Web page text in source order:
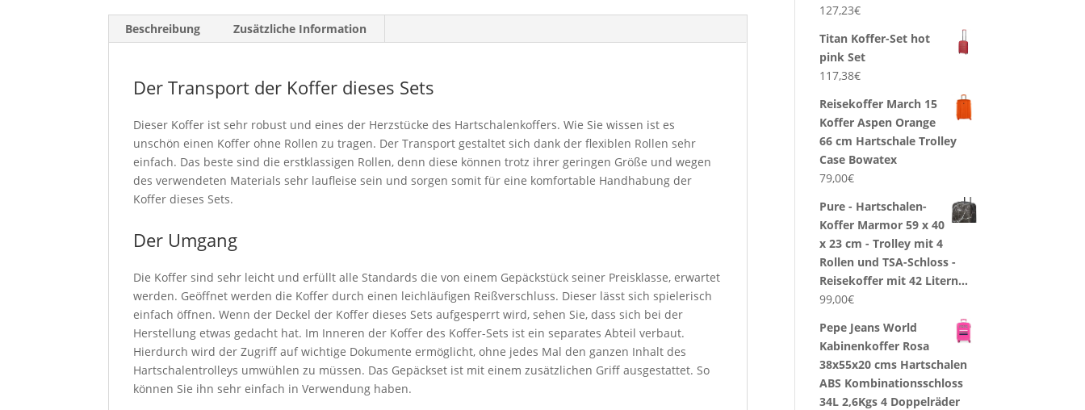
Beschreibung Zusätzliche Information
Der Transport der Koffer dieses Sets
Dieser Koffer ist sehr robust und eines der Herzstücke des Hartschalenkoffers. Wie Sie wissen ist es
unschön einen Koffer ohne Rollen zu tragen. Der Transport gestaltet sich dank der flexiblen Rollen sehr
einfach. Das beste sind die erstklassigen Rollen, denn diese können trotz ihrer geringen Größe und wegen
des verwendeten Materials sehr laufleise sein und sorgen somit für eine komfortable Handhabung der
Koffer dieses Sets.
Der Umgang
Die Koffer sind sehr leicht und erfüllt alle Standards die von einem Gepäckstück seiner Preisklasse, erwartet
werden. Geöffnet werden die Koffer durch einen leichläufigen Reißverschluss. Dieser lässt sich spielerisch
einfach öffnen. Wenn der Deckel der Koffer dieses Sets aufgesperrt wird, sehen Sie, dass sich bei der
Herstellung etwas gedacht hat. Im Inneren der Koffer des Koffer-Sets ist ein separates Abteil verbaut.
Hierdurch wird der Zugriff auf wichtige Dokumente ermöglicht, ohne jedes Mal den ganzen Inhalt des
Hartschalentrolleys umwühlen zu müssen. Das Gepäckset ist mit einem zusätzlichen Griff ausgestattet. So
können Sie ihn sehr einfach in Verwendung haben.
127,23€
Titan Koffer-Set hot
pink Set
117,38€
Reisekoffer March 15
Koffer Aspen Orange
66 cm Hartschale Trolley
Case Bowatex
79,00€
Pure - Hartschalen-
Koffer Marmor 59 x 40
x 23 cm - Trolley mit 4
Rollen und TSA-Schloss -
Reisekoffer mit 42 Litern…
99,00€
Pepe Jeans World
Kabinenkoffer Rosa
38x55x20 cms Hartschalen
ABS Kombinationsschloss
34L 2,6Kgs 4 Doppelräder